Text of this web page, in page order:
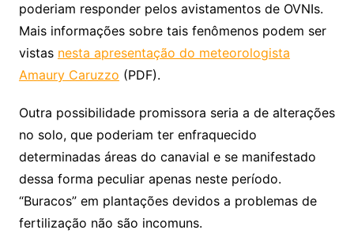
poderiam responder pelos avistamentos de OVNIs.
Mais informações sobre tais fenômenos podem ser
vistas nesta apresentação do meteorologista
Amaury Caruzzo (PDF).
Outra possibilidade promissora seria a de alterações
no solo, que poderiam ter enfraquecido
determinadas áreas do canavial e se manifestado
dessa forma peculiar apenas neste período.
“Buracos” em plantações devidos a problemas de
fertilização não são incomuns.